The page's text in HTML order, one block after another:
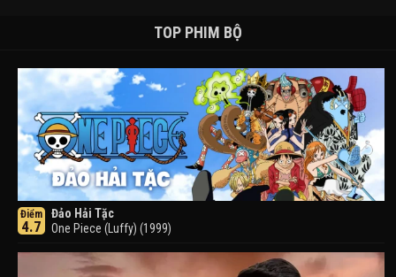
TOP PHIM BỘ
Điểm
4.7
Đảo Hải Tặc
One Piece (Luffy) (1999)